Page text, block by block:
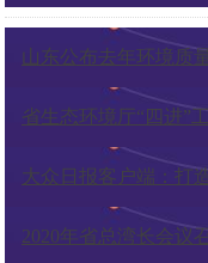
山东公布去年环境质
省生态环境厅“四进”
大众日报客户端：打
2020年省总湾长会议